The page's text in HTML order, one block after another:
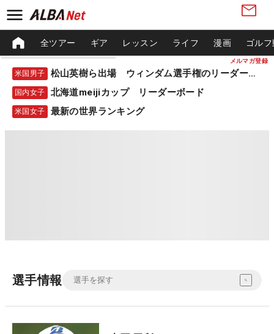
メルマガ登録
全ツアー ギア レッスン ライフ 漫画 ゴル
米国男子 松山英樹ら出場 ウィンダム選手権のリーダーボード
国内女子 北海道meijiカップ リーダーボード
米国女子 最新の世界ランキング
選手情報